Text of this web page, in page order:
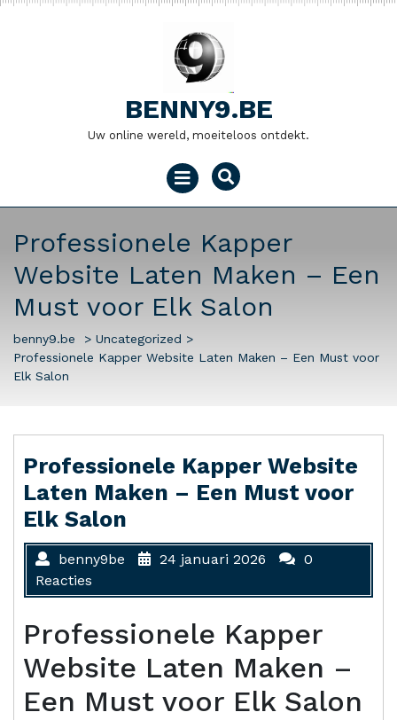
Naar
BENNY9.BE
Uw online wereld, moeiteloos ontdekt.
Menu
openen
Professionele Kapper
Website Laten Maken – Een
Must voor Elk Salon
benny9.be > Uncategorized >
Professionele Kapper Website Laten Maken – Een Must voor
Elk Salon
Professionele Kapper Website
Laten Maken – Een Must voor
Elk Salon
benny9be 24 januari 2026
0
Reacties
Professionele Kapper
Website Laten Maken –
Een Must voor Elk Salon